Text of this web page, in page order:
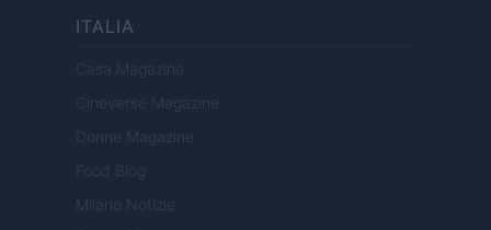
ITALIA
Casa Magazine
Cineverse Magazine
Donne Magazine
Food Blog
Milano Notizie